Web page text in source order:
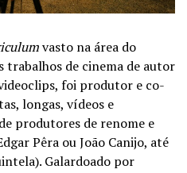
vasto na área do
trabalhos de cinema de autor
foi produtor e co-
longas, vídeos e
produtores de renome e
Pêra ou João Canijo, até
Galardoado por